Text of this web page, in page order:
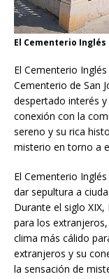
El Cementerio Inglés
El Cementerio
Cementerio de San
despertado interés
conexión con la
sereno y su rica
misterio en torno a
El Cementerio
dar sepultura a
Durante el siglo
para los
clima más cálido
extranjeros y su
la sensación de